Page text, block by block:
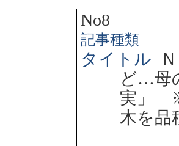
No8
記事種類
タイトル
ど…母
実」 ※
木を品